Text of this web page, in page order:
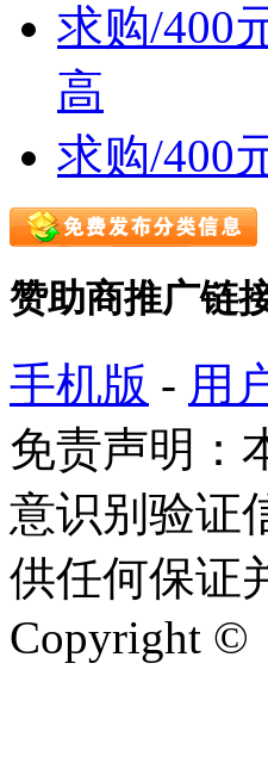
求购/400
高
求购/400
赞助商推广链
手机版 - 用
免责声明：
意识别验证
供任何保证
Copyright ©